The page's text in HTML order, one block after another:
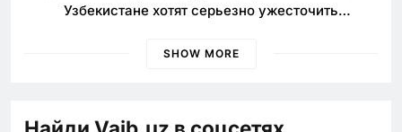
Узбекистане хотят серьезно ужесточить
SHOW MORE